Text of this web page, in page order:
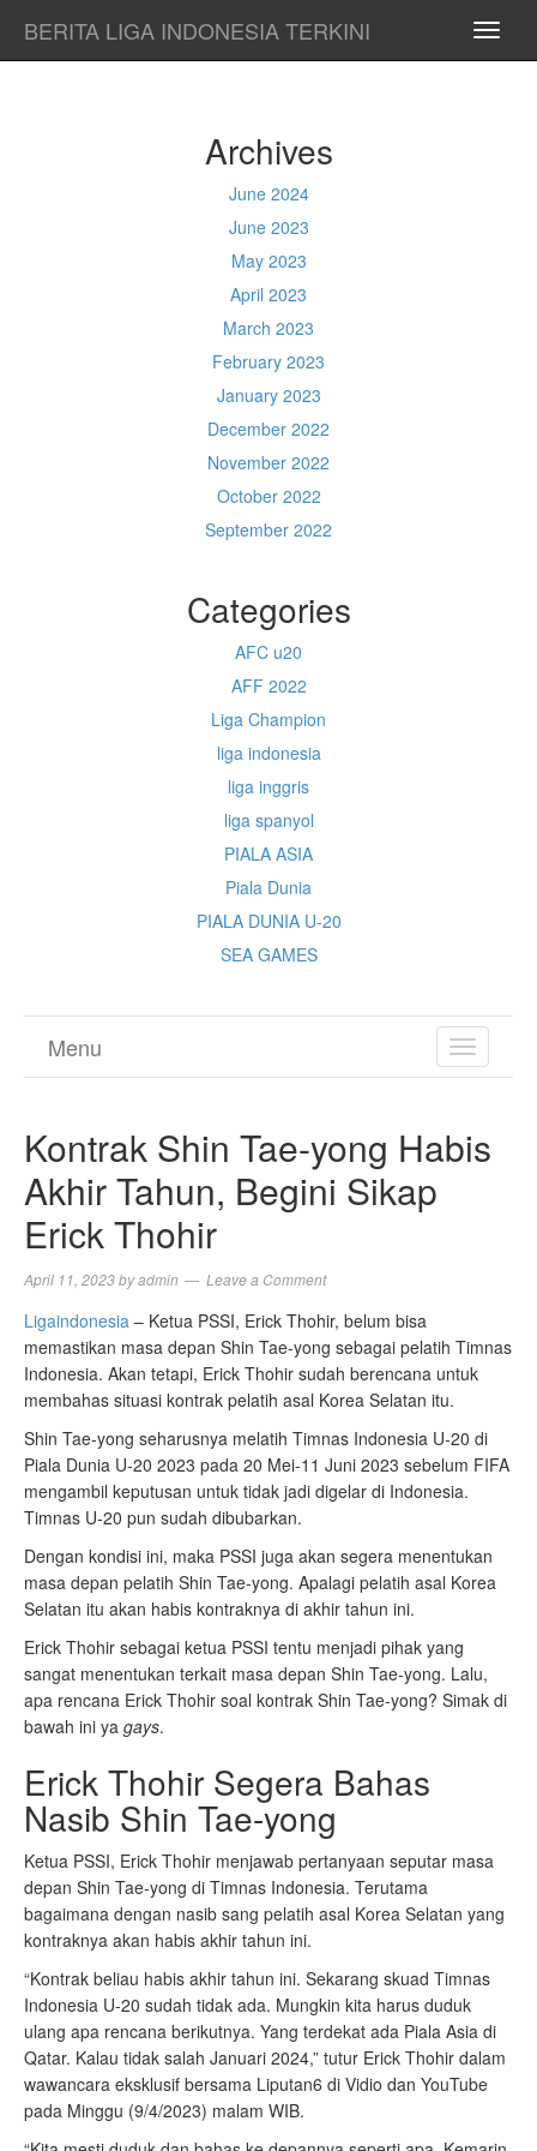
BERITA LIGA INDONESIA TERKINI
Archives
June 2024
June 2023
May 2023
April 2023
March 2023
February 2023
January 2023
December 2022
November 2022
October 2022
September 2022
Categories
AFC u20
AFF 2022
Liga Champion
liga indonesia
liga inggris
liga spanyol
PIALA ASIA
Piala Dunia
PIALA DUNIA U-20
SEA GAMES
TOGGLE
Menu
Kontrak Shin Tae-yong Habis
Akhir Tahun, Begini Sikap
Erick Thohir
April 11, 2023byadmin Leave a Comment
Ligaindonesia – Ketua PSSI, Erick Thohir, belum bisa
memastikan masa depan Shin Tae-yong sebagai pelatih Timnas
Indonesia. Akan tetapi, Erick Thohir sudah berencana untuk
membahas situasi kontrak pelatih asal Korea Selatan itu.
Shin Tae-yong seharusnya melatih Timnas Indonesia U-20 di
Piala Dunia U-20 2023 pada 20 Mei-11 Juni 2023 sebelum FIFA
mengambil keputusan untuk tidak jadi digelar di Indonesia.
Timnas U-20 pun sudah dibubarkan.
Dengan kondisi ini, maka PSSI juga akan segera menentukan
masa depan pelatih Shin Tae-yong. Apalagi pelatih asal Korea
Selatan itu akan habis kontraknya di akhir tahun ini.
Erick Thohir sebagai ketua PSSI tentu menjadi pihak yang
sangat menentukan terkait masa depan Shin Tae-yong. Lalu,
apa rencana Erick Thohir soal kontrak Shin Tae-yong? Simak di
bawah ini ya gays.
Erick Thohir Segera Bahas
Nasib Shin Tae-yong
Ketua PSSI, Erick Thohir menjawab pertanyaan seputar masa
depan Shin Tae-yong di Timnas Indonesia. Terutama
bagaimana dengan nasib sang pelatih asal Korea Selatan yang
kontraknya akan habis akhir tahun ini.
“Kontrak beliau habis akhir tahun ini. Sekarang skuad Timnas
Indonesia U-20 sudah tidak ada. Mungkin kita harus duduk
ulang apa rencana berikutnya. Yang terdekat ada Piala Asia di
Qatar. Kalau tidak salah Januari 2024,” tutur Erick Thohir dalam
wawancara eksklusif bersama Liputan6 di Vidio dan YouTube
pada Minggu (9/4/2023) malam WIB.